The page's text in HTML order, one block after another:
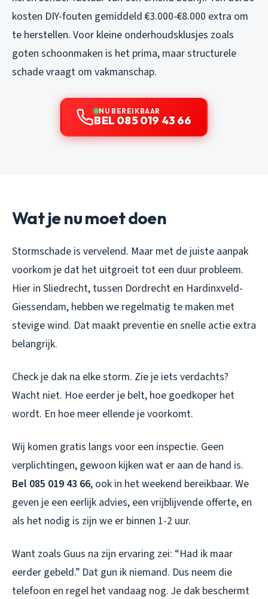
kosten DIY-fouten gemiddeld €3.000-€8.000 extra om
te herstellen. Voor kleine onderhoudsklusjes zoals
goten schoonmaken is het prima, maar structurele
schade vraagt om vakmanschap.
NU BEREIKBAAR
BEL 085 019 43 66
Wat je nu moet doen
Stormschade is vervelend. Maar met de juiste aanpak
voorkom je dat het uitgroeit tot een duur probleem.
Hier in Sliedrecht, tussen Dordrecht en Hardinxveld-
Giessendam, hebben we regelmatig te maken met
stevige wind. Dat maakt preventie en snelle actie extra
belangrijk.
Check je dak na elke storm. Zie je iets verdachts?
Wacht niet. Hoe eerder je belt, hoe goedkoper het
wordt. En hoe meer ellende je voorkomt.
Wij komen gratis langs voor een inspectie. Geen
verplichtingen, gewoon kijken wat er aan de hand is.
Bel 085 019 43 66, ook in het weekend bereikbaar. We
geven je een eerlijk advies, een vrijblijvende offerte, en
als het nodig is zijn we er binnen 1-2 uur.
Want zoals Guus na zijn ervaring zei: “Had ik maar
eerder gebeld.” Dat gun ik niemand. Dus neem die
telefoon en regel het vandaag nog. Je dak beschermt